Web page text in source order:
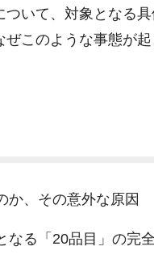
いて、対象となる
このような事態が
か、その意外な原因
る「20品目」の完